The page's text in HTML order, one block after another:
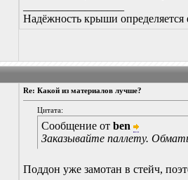
Надёжность крыши
Re: Какой из материалов лучше?
Цитата:
Сообщение отben
Заказывайте паллету.
Поддон уже замотан в стейч,